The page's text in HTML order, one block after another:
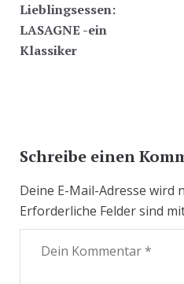
Lieblingsessen:
LASAGNE -ein
Klassiker
Schreibe einen
Deine E-Mail-Adresse wird
Erforderliche Felder sind